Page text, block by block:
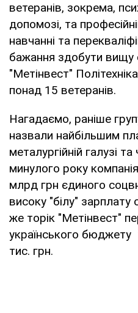
ветеранів, зокрема,
допомозі, та
навчанні та
бажання здобути вищу
"Метінвест"
понад 15 ветеранів.
Нагадаємо, раніше
назвали найбільшим
металургійній галузі
минулого року
млрд грн єдиного
високу "білу" зарплату
же торік "Метінвест"
українського
тис. грн.